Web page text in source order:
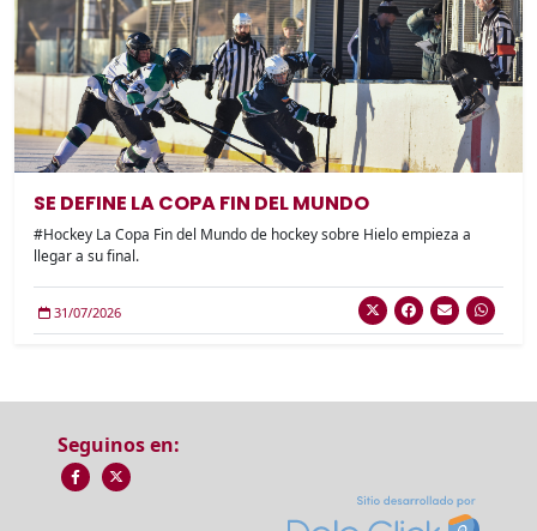
SE DEFINE LA COPA FIN DEL MUNDO
#Hockey La Copa Fin del Mundo de hockey sobre Hielo empieza a
llegar a su final.
31/07/2026
Seguinos en: